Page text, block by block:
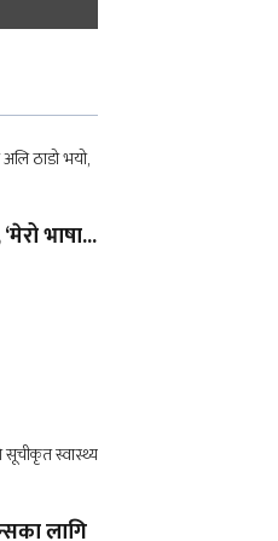
भाषा...
लागि